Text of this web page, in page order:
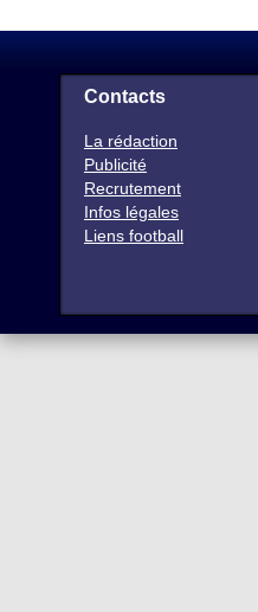
Contacts
La rédaction
Publicité
Recrutement
Infos légales
Liens football